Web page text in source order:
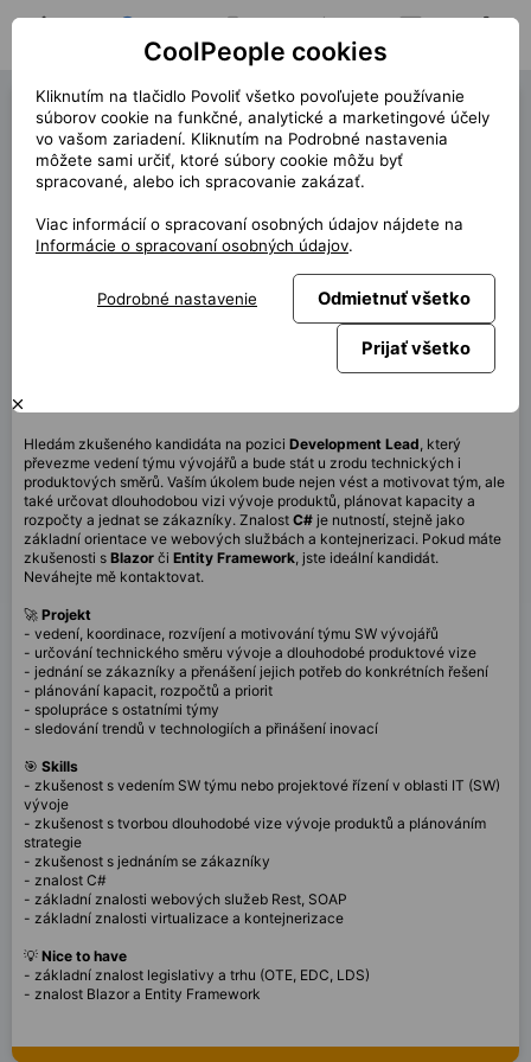
Hľadať pozíciu Moja pozícia Notifikácie
Development Lead (40251)
« späť
Miesto
Start (dĺžka)
9/2025
Home office
80%
Hledám zkušeného kandidáta na pozici Development Lead, který
převezme vedení týmu vývojářů a bude stát u zrodu technických i
produktových směrů. Vaším úkolem bude nejen vést a motivovat tým, ale
také určovat dlouhodobou vizi vývoje produktů, plánovat kapacity a
rozpočty a jednat se zákazníky. Znalost C# je nutností, stejně jako
základní orientace ve webových službách a kontejnerizaci. Pokud máte
zkušenosti s Blazor či Entity Framework, jste ideální kandidát.
Neváhejte mě kontaktovat.
🚀 Projekt
- vedení, koordinace, rozvíjení a motivování týmu SW vývojářů
- určování technického směru vývoje a dlouhodobé produktové vize
- jednání se zákazníky a přenášení jejich potřeb do konkrétních řešení
- plánování kapacit, rozpočtů a priorit
- spolupráce s ostatními týmy
- sledování trendů v technologiích a přinášení inovací
🎯 Skills
- zkušenost s vedením SW týmu nebo projektové řízení v oblasti IT (SW)
vývoje
- zkušenost s tvorbou dlouhodobé vize vývoje produktů a plánováním
strategie
- zkušenost s jednáním se zákazníky
- znalost C#
- základní znalosti webových služeb Rest, SOAP
- základní znalosti virtualizace a kontejnerizace
💡 Nice to have
- základní znalost legislativy a trhu (OTE, EDC, LDS)
- znalost Blazor a Entity Framework
CoolPeople cookies
Kliknutím na tlačidlo Povoliť všetko povoľujete používanie
súborov cookie na funkčné, analytické a marketingové účely
vo vašom zariadení. Kliknutím na Podrobné nastavenia
môžete sami určiť, ktoré súbory cookie môžu byť
spracované, alebo ich spracovanie zakázať.
Viac informácií o spracovaní osobných údajov nájdete na
Informácie o spracovaní osobných údajov.
Podrobné nastavenie Odmietnuť všetko
Prijať všetko